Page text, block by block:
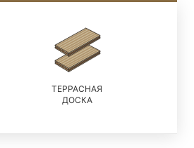
ТЕРРАСНАЯ
ДОСКА